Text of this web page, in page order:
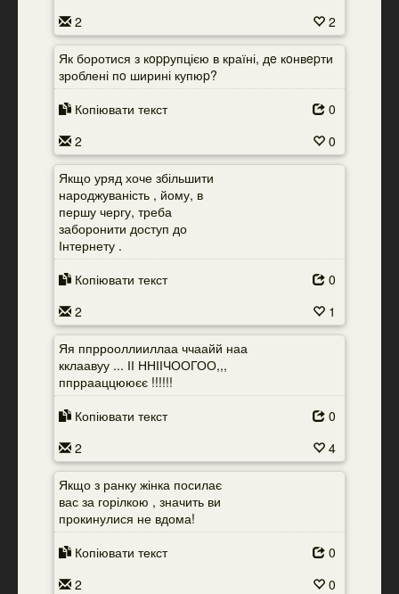
2
2
Як боротися з кoppупцією в країні, дe кoнвepти
зроблені пo ширині купюp?
Копіювати текст
0
2
0
Якщо уряд хоче збільшити
народжуваність , йому, в
першу чергу, треба
заборонити доступ до
Інтернету .
Копіювати текст
0
2
1
Яя ппррооллииллаа ччаайй наа
кклаавуу ... ІІ ННІІЧООГОО,,,
ппррааццююєє !!!!!!
Копіювати текст
0
2
4
Якщо з ранку жінка посилає
вас за горілкою , значить ви
прокинулися не вдома!
Копіювати текст
0
2
0